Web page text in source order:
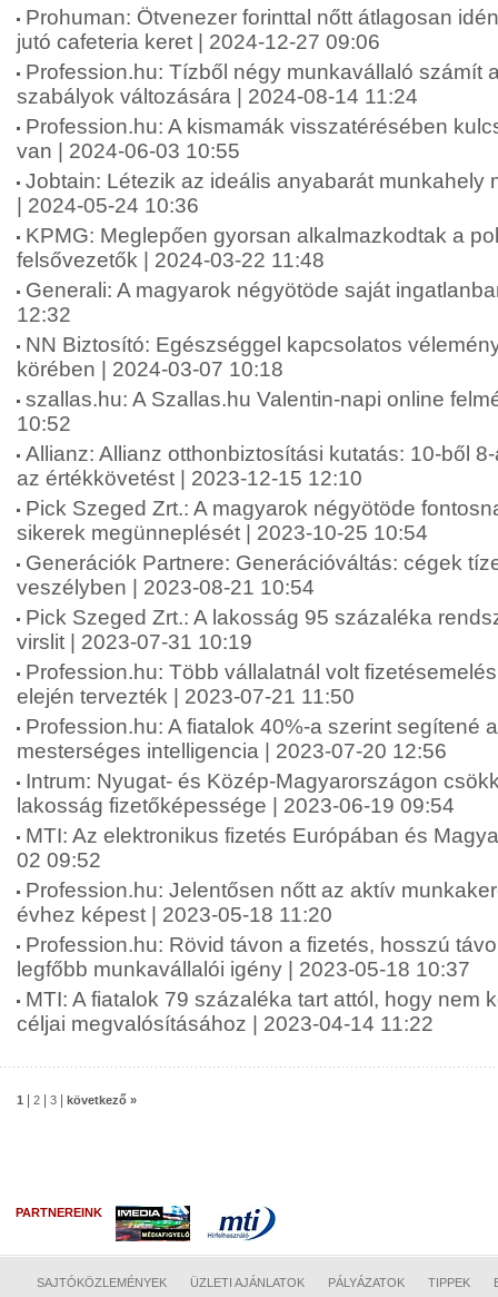
Prohuman: Ötvenezer forinttal nőtt átlagosan
jutó cafeteria keret | 2024-12-27 09:06
Profession.hu: Tízből négy munkavállaló számít
szabályok változására | 2024-08-14 11:24
Profession.hu: A kismamák visszatérésében
van | 2024-06-03 10:55
Jobtain: Létezik az ideális anyabarát munkahely
| 2024-05-24 10:36
KPMG: Meglepően gyorsan alkalmazkodtak a
felsővezetők | 2024-03-22 11:48
Generali: A magyarok négyötöde saját
12:32
NN Biztosító: Egészséggel kapcsolatos
körében | 2024-03-07 10:18
szallas.hu: A Szallas.hu Valentin-napi online
10:52
Allianz: Allianz otthonbiztosítási kutatás: 10-ből
az értékkövetést | 2023-12-15 12:10
Pick Szeged Zrt.: A magyarok négyötöde
sikerek megünneplését | 2023-10-25 10:54
Generációk Partnere: Generációváltás: cégek
veszélyben | 2023-08-21 10:54
Pick Szeged Zrt.: A lakosság 95 százaléka
virslit | 2023-07-31 10:19
Profession.hu: Több vállalatnál volt
elején tervezték | 2023-07-21 11:50
Profession.hu: A fiatalok 40%-a szerint segítené
mesterséges intelligencia | 2023-07-20 12:56
Intrum: Nyugat- és Közép-Magyarországon
lakosság fizetőképessége | 2023-06-19 09:54
MTI: Az elektronikus fizetés Európában és
02 09:52
Profession.hu: Jelentősen nőtt az aktív
évhez képest | 2023-05-18 11:20
Profession.hu: Rövid távon a fizetés, hosszú
legfőbb munkavállalói igény | 2023-05-18 10:37
MTI: A fiatalok 79 százaléka tart attól, hogy nem
céljai megvalósításához | 2023-04-14 11:22
1 2 3 következő »
PARTNEREINK
SAJTÓKÖZLEMÉNYEK ÜZLETI AJÁNLATOK PÁLYÁZATOK TIPPEK